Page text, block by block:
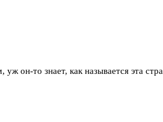
он-то знает, как называется эта